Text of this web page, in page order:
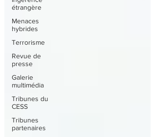
étrangère
Menaces
hybrides
Terrorisme
Revue de
presse
Galerie
multimédia
Tribunes du
CESS
Tribunes
partenaires